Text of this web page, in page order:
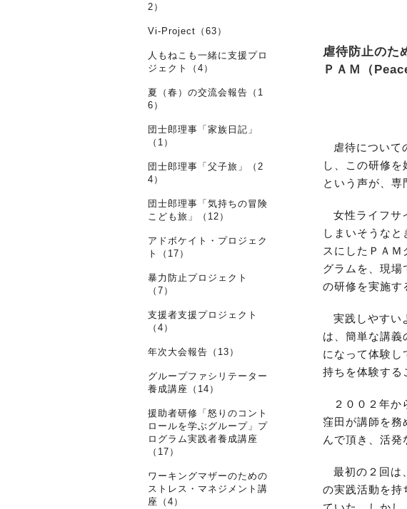
虐待防止のた
ＰＡＭ（
虐待について
し、この研修
という声が、専
女性ライフサ
しまいそうな
スにしたＰＡ
グラムを、現場
の研修を実施す
実践しやすい
は、簡単な講義
になって体験し
持ちを体験する
２００２年
窪田が講師を務
んで頂き、活発
最初の２回は
の実践活動を持
2）
Vi-Project（63）
人もねこも一緒に支援プロ
ジェクト（4）
夏（春）の交流会報告（1
6）
団士郎理事「家族日記」
（1）
団士郎理事「父子旅」（2
4）
団士郎理事「気持ちの冒険
こども旅」（12）
アドボケイト・プロジェク
ト（17）
暴力防止プロジェクト
（7）
支援者支援プロジェクト
（4）
年次大会報告（13）
グループファシリテーター
養成講座（14）
援助者研修「怒りのコント
ロールを学ぶグループ」プ
ログラム実践者養成講座
（17）
ワーキングマザーのための
ストレス・マネジメント講
座（4）